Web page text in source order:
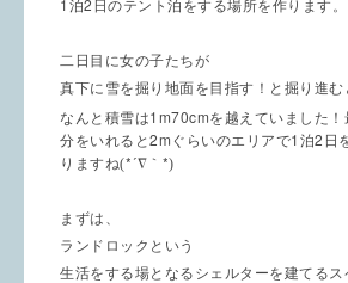
1 泊2 日のテント泊をする場所を作ります。
二日目に女の子たちが
真下に雪を掘り地面を目指す！と掘り進む
なんと積雪は1m70cmを越えていました
分をいれると 2m ぐらいのエリアで1 泊2 日
りますね(*´∇ ｀ *)
まずは、
ランドロックという
生活をする場となるシェルターを建てるス